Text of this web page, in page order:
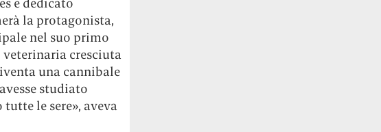
e dedicato
la protagonista,
nel suo primo
cresciuta
una cannibale
studiato
le sere», aveva